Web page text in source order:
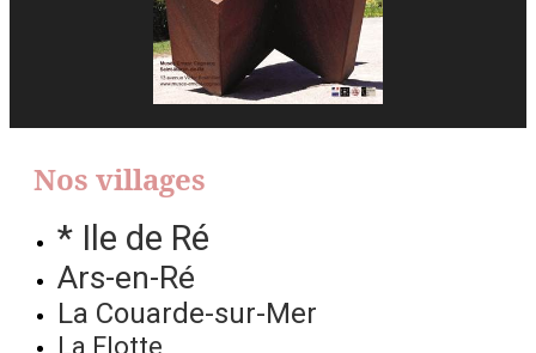
Nos villages
* Ile de Ré
Ars-en-Ré
La Couarde-sur-Mer
La Flotte